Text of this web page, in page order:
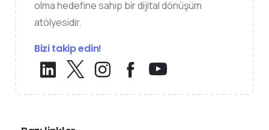
olma hedefine sahip bir dijital dönüşüm
atölyesidir.
Bizi takip edin!